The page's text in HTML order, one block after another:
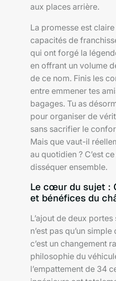
aux places arrière.
La promesse est
capacités de
qui ont forgé la
en offrant un volume
de ce nom. Finis les
entre emmener tes
bagages. Tu as
pour organiser de
sans sacrifier le
Mais que vaut-il
au quotidien ? C’est
disséquer ensemble.
Le cœur du sujet :
et bénéfices du
L’ajout de deux
n’est pas qu’un
c’est un changement
philosophie du
l’empattement de 34